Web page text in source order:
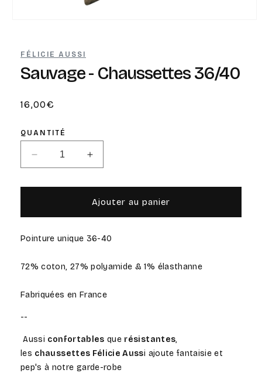
dans
une
fenêtre
FÉLICIE AUSSI
Sauvage - Chaussettes 36/40
Prix
16,00€
QUANTITÉ
Réduire
la
quantité
-
Chaussettes
Augmenter
la
quantité
de
Sauvage
-
Chaussettes
Ajouter au panier
Pointure unique 36-40
72% coton, 27% polyamide & 1% élasthanne
Fabriquées en France
--
Aussi confortables que résistantes,
les chaussettes Félicie Aussi ajoute fantaisie et
pep's à notre garde-robe